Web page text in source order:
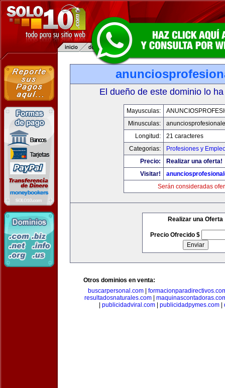
El dueño de este dominio lo
Mayusculas:
Minusculas:
Longitud:
21 caracteres
Categorias:
Profesiones y
Precio:
Realizar una oferta!
Visitar!
Serán consideradas
Realizar una Oferta
Precio Ofrecido $
Otros dominios en venta:
buscarpersonal.com|
resultadosnaturales.com|
publicidadviral.com publicidadpymes.com